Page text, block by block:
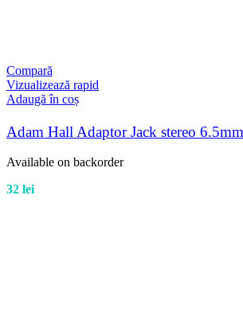
Compară
Vizualizează rapid
Adaugă în coș
Adam Hall Adaptor Jack stereo
Available on backorder
32 lei